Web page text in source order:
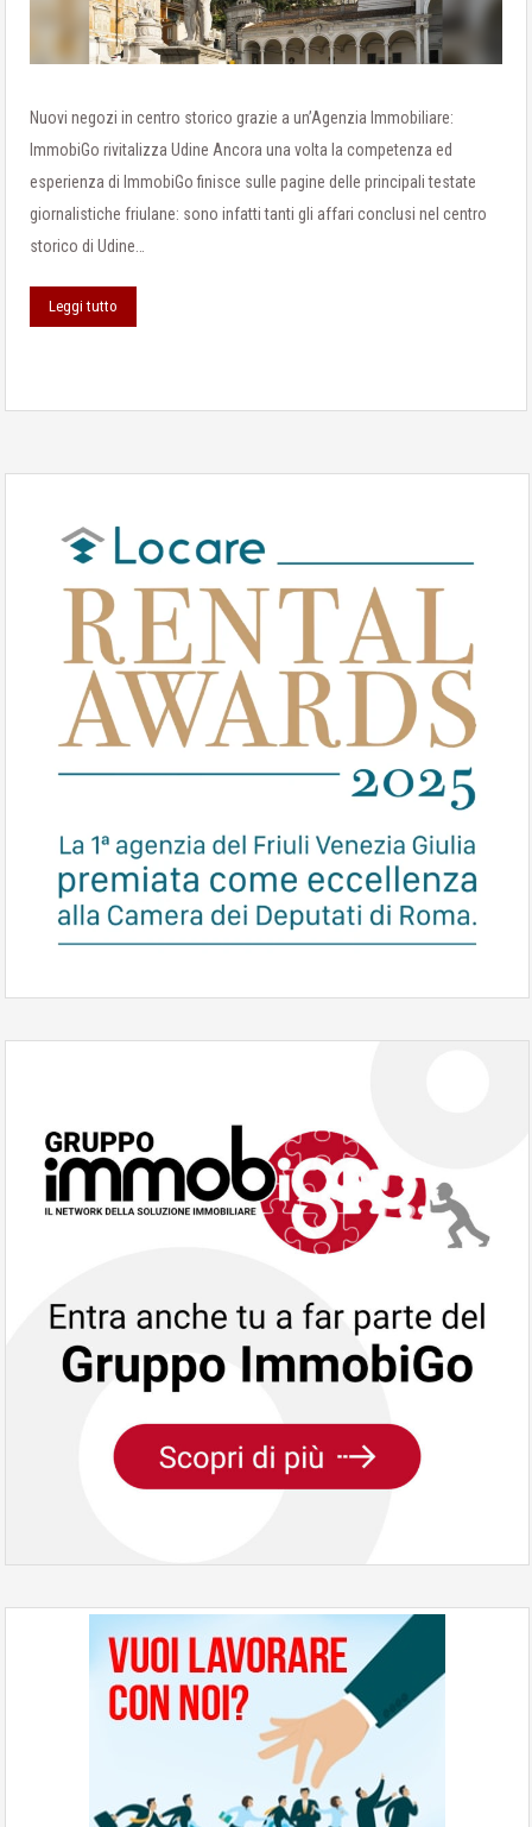
Nuovi negozi in centro storico grazie a un’Agenzia Immobiliare:
ImmobiGo rivitalizza Udine Ancora una volta la competenza ed
esperienza di ImmobiGo finisce sulle pagine delle principali testate
giornalistiche friulane: sono infatti tanti gli affari conclusi nel centro
storico di Udine…
Leggi tutto